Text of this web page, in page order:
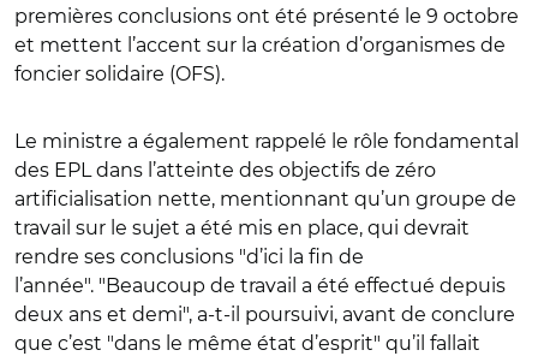
premières conclusions ont été présenté le 9 octobre
et mettent l’accent sur la création d’organismes de
foncier solidaire (OFS).
Le ministre a également rappelé le rôle fondamental
des EPL dans l’atteinte des objectifs de zéro
artificialisation nette, mentionnant qu’un groupe de
travail sur le sujet a été mis en place, qui devrait
rendre ses conclusions "d’ici la fin de
l’année". "Beaucoup de travail a été effectué depuis
deux ans et demi", a-t-il poursuivi, avant de conclure
que c’est "dans le même état d’esprit" qu’il fallait